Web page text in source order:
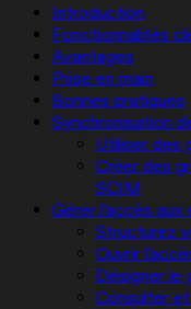
Introduction
Fonctionnalités
Avantages
Prise en main
Bonnes pratiques
Synchronisation
Utiliser des
Créer des
SCIM
Gérer l’accès
Structurez
Ouvrir
Désigner le
Consulter